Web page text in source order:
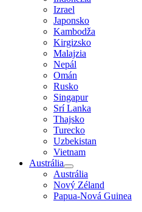
Izrael
Japonsko
Kambodža
Kirgizsko
Malajzia
Nepál
Omán
Rusko
Singapur
Srí Lanka
Thajsko
Turecko
Uzbekistan
Vietnam
Austrália
Austrália
Nový Zéland
Papua-Nová Guinea